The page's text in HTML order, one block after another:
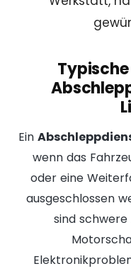
Ein
wenn das
oder eine
ausgeschlossen
sind